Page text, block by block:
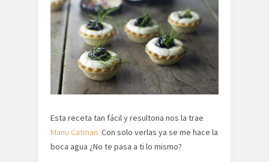
Esta receta tan fácil y resultona nos la trae
Manu Catman. Con solo verlas ya se me hace la
boca agua ¿No te pasa a ti lo mismo?